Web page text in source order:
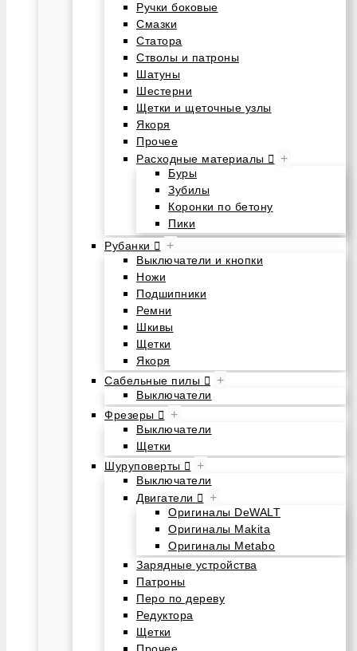
Ручки боковые
Смазки
Статора
Стволы и патроны
Шатуны
Шестерни
Щетки и щеточные узлы
Якоря
Прочее
Расходные материалы
+
Буры
Зубилы
Коронки по бетону
Пики
Рубанки
+
Выключатели и кнопки
Ножи
Подшипники
Ремни
Шкивы
Щетки
Якоря
Сабельные пилы
+
Выключатели
Фрезеры
+
Выключатели
Щетки
Шуруповерты
+
Выключатели
Двигатели
+
Оригиналы DeWALT
Оригиналы Makita
Оригиналы Metabo
Зарядные устройства
Патроны
Перо по дереву
Редуктора
Щетки